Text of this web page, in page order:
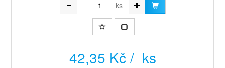
ks
42,35 Kč / ks